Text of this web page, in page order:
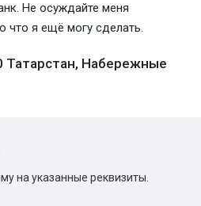
Не осуждайте меня
что я ещё могу сделать.
Татарстан, Набережные
на указанные реквизиты.